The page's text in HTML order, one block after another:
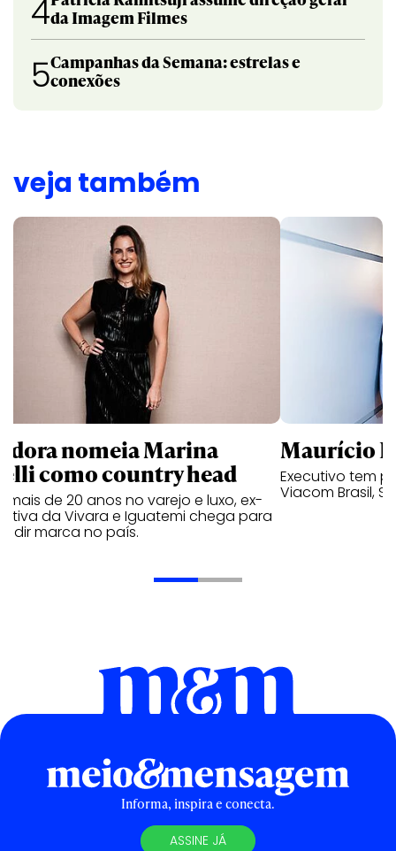
4da Imagem Filmes
5Campanhas da Semana: estrelas e
conexões
veja também
nomeia Marina
como country head
mais de 20 anos no varejo e luxo, ex-
da Vivara e Iguatemi chega para
marca no país.
Maurício
Executivo tem
Viacom Brasil,
Informa, inspira e conecta.
ASSINE JÁ